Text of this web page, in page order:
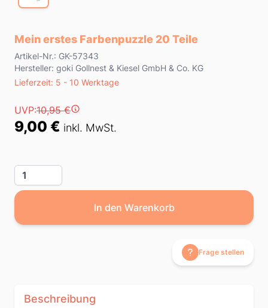
Mein erstes Farbenpuzzle 20 Teile
Product information
Artikel-Nr.: GK-57343
Hersteller: goki Gollnest & Kiesel GmbH & Co. KG
Lieferzeit
Lieferzeit: 5 - 10 Werktage
Preis
UVP:10,95 €
9,00 € inkl. MwSt.
Menge
In den Warenkorb
Frage stellen
Beschreibung